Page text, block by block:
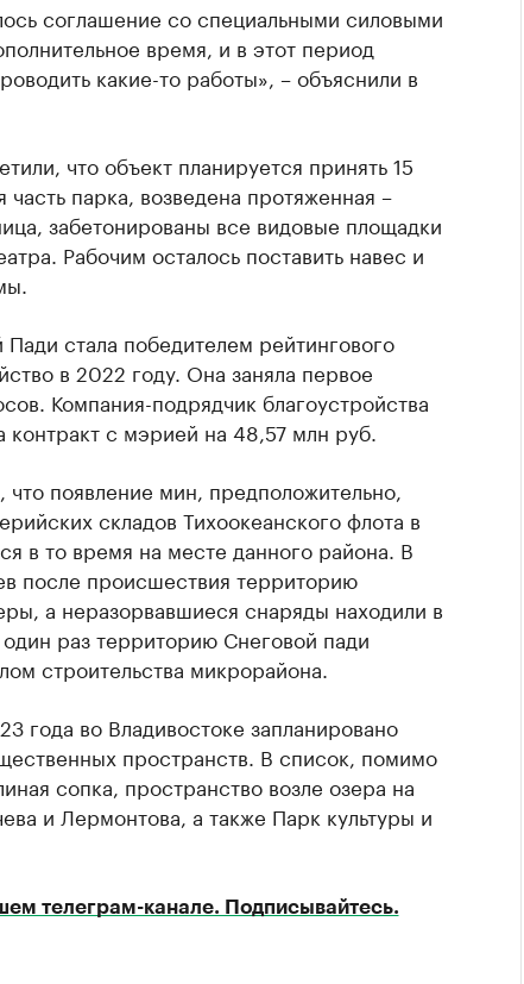
соглашение со специальными силовыми
время, и в этот период
какие-то работы», – объяснили в
что объект планируется принять 15
парка, возведена протяженная –
забетонированы все видовые площадки
Рабочим осталось поставить навес и
стала победителем рейтингового
в 2022 году. Она заняла первое
Компания-подрядчик благоустройства
контракт с мэрией на 48,57 млн руб.
, что появление мин, предположительно,
складов Тихоокеанского флота в
в то время на месте данного района. В
после происшествия территорию
а неразорвавшиеся снаряды находили в
раз территорию Снеговой пади
строительства микрорайона.
года во Владивостоке запланировано
пространств. В список, помимо
сопка, пространство возле озера на
и Лермонтова, а также Парк культуры и
телеграм-канале. Подписывайтесь.